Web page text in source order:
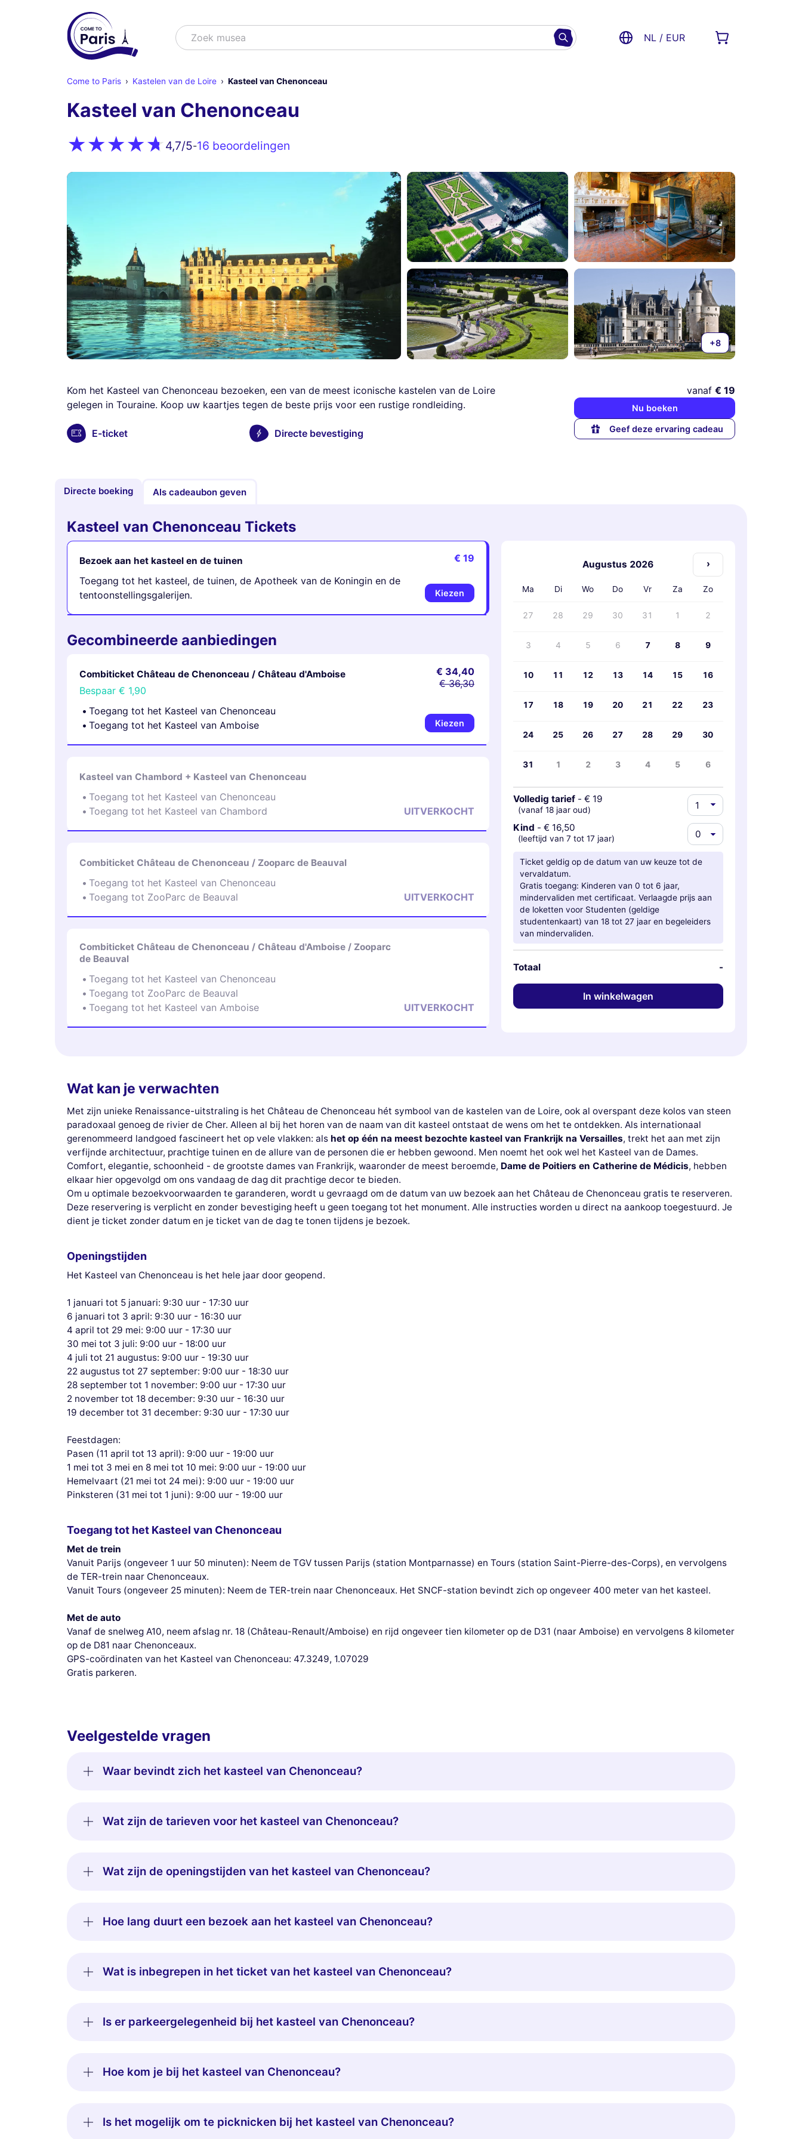
ZoekZoek musea NL / EUR
Come to Paris Kastelen van de Loire Kasteel van Chenonceau
Kasteel van Chenonceau
4,7/5-16 beoordelingen
+8
Kom het Kasteel van Chenonceau bezoeken, een van de meest iconische kastelen van de Loire
gelegen in Touraine. Koop uw kaartjes tegen de beste prijs voor een rustige rondleiding.
E-ticket Directe bevestiging
vanaf € 19
Nu boeken
Geef deze ervaring cadeau
Directe boeking Als cadeaubon geven
Kasteel van Chenonceau Tickets
Bezoek aan het kasteel en de tuinen
Toegang tot het kasteel, de tuinen, de Apotheek van de Koningin en de
tentoonstellingsgalerijen.
€ 19
Kiezen
Gecombineerde aanbiedingen
Combiticket Château de Chenonceau / Château d'Amboise
Bespaar € 1,90
Toegang tot het Kasteel van Chenonceau
Toegang tot het Kasteel van Amboise
€ 34,40
€ 36,30
Kiezen
Kasteel van Chambord + Kasteel van Chenonceau
Toegang tot het Kasteel van Chenonceau
Toegang tot het Kasteel van Chambord
UITVERKOCHT
Combiticket Château de Chenonceau / Zooparc de Beauval
Toegang tot het Kasteel van Chenonceau
Toegang tot ZooParc de Beauval
UITVERKOCHT
Combiticket Château de Chenonceau / Château d'Amboise / Zooparc
de Beauval
Toegang tot het Kasteel van Chenonceau
Toegang tot ZooParc de Beauval
Toegang tot het Kasteel van Amboise
UITVERKOCHT
Augustus 2026 ›
Ma Di Wo Do Vr Za Zo
27 28 29 30 31 1 2
3 4 5 6 7 8 9
10 11 12 13 14 15 16
17 18 19 20 21 22 23
24 25 26 27 28 29 30
31 1 2 3 4 5 6
Volledig tarief - € 19
(vanaf 18 jaar oud)
Kind - € 16,50
(leeftijd van 7 tot 17 jaar)
Ticket geldig op de datum van uw keuze tot de
vervaldatum.
Gratis toegang: Kinderen van 0 tot 6 jaar,
mindervaliden met certificaat. Verlaagde prijs aan
de loketten voor Studenten (geldige
studentenkaart) van 18 tot 27 jaar en begeleiders
van mindervaliden.
Totaal -
In winkelwagen
Wat kan je verwachten
Met zijn unieke Renaissance-uitstraling is het Château de Chenonceau hét symbool van de kastelen van de Loire, ook al overspant deze kolos van steen
paradoxaal genoeg de rivier de Cher. Alleen al bij het horen van de naam van dit kasteel ontstaat de wens om het te ontdekken. Als internationaal
gerenommeerd landgoed fascineert het op vele vlakken: als het op één na meest bezochte kasteel van Frankrijk na Versailles, trekt het aan met zijn
verfijnde architectuur, prachtige tuinen en de allure van de personen die er hebben gewoond. Men noemt het ook wel het Kasteel van de Dames.
Comfort, elegantie, schoonheid - de grootste dames van Frankrijk, waaronder de meest beroemde, Dame de Poitiers en Catherine de Médicis, hebben
elkaar hier opgevolgd om ons vandaag de dag dit prachtige decor te bieden.
Om u optimale bezoekvoorwaarden te garanderen, wordt u gevraagd om de datum van uw bezoek aan het Château de Chenonceau gratis te reserveren.
Deze reservering is verplicht en zonder bevestiging heeft u geen toegang tot het monument. Alle instructies worden u direct na aankoop toegestuurd. Je
dient je ticket zonder datum en je ticket van de dag te tonen tijdens je bezoek.
Openingstijden
Het Kasteel van Chenonceau is het hele jaar door geopend.
1 januari tot 5 januari: 9:30 uur - 17:30 uur
6 januari tot 3 april: 9:30 uur - 16:30 uur
4 april tot 29 mei: 9:00 uur - 17:30 uur
30 mei tot 3 juli: 9:00 uur - 18:00 uur
4 juli tot 21 augustus: 9:00 uur - 19:30 uur
22 augustus tot 27 september: 9:00 uur - 18:30 uur
28 september tot 1 november: 9:00 uur - 17:30 uur
2 november tot 18 december: 9:30 uur - 16:30 uur
19 december tot 31 december: 9:30 uur - 17:30 uur
Feestdagen:
Pasen (11 april tot 13 april): 9:00 uur - 19:00 uur
1 mei tot 3 mei en 8 mei tot 10 mei: 9:00 uur - 19:00 uur
Hemelvaart (21 mei tot 24 mei): 9:00 uur - 19:00 uur
Pinksteren (31 mei tot 1 juni): 9:00 uur - 19:00 uur
Toegang tot het Kasteel van Chenonceau
Met de trein
Vanuit Parijs (ongeveer 1 uur 50 minuten): Neem de TGV tussen Parijs (station Montparnasse) en Tours (station Saint-Pierre-des-Corps), en vervolgens
de TER-trein naar Chenonceaux.
Vanuit Tours (ongeveer 25 minuten): Neem de TER-trein naar Chenonceaux. Het SNCF-station bevindt zich op ongeveer 400 meter van het kasteel.
Met de auto
Vanaf de snelweg A10, neem afslag nr. 18 (Château-Renault/Amboise) en rijd ongeveer tien kilometer op de D31 (naar Amboise) en vervolgens 8 kilometer
op de D81 naar Chenonceaux.
GPS-coördinaten van het Kasteel van Chenonceau: 47.3249, 1.07029
Gratis parkeren.
Veelgestelde vragen
Waar bevindt zich het kasteel van Chenonceau?
Wat zijn de tarieven voor het kasteel van Chenonceau?
Wat zijn de openingstijden van het kasteel van Chenonceau?
Hoe lang duurt een bezoek aan het kasteel van Chenonceau?
Wat is inbegrepen in het ticket van het kasteel van Chenonceau?
Is er parkeergelegenheid bij het kasteel van Chenonceau?
Hoe kom je bij het kasteel van Chenonceau?
Is het mogelijk om te picknicken bij het kasteel van Chenonceau?